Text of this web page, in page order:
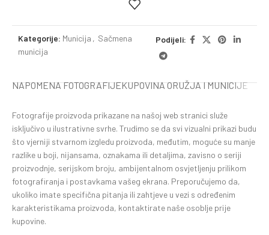
Kategorije: Municija , Sačmena
municija
Podijeli:
NAPOMENA FOTOGRAFIJEKUPOVINA ORUŽJA I MUNICIJE
Fotografije proizvoda prikazane na našoj web stranici služe
isključivo u ilustrativne svrhe. Trudimo se da svi vizualni prikazi budu
što vjerniji stvarnom izgledu proizvoda, međutim, moguće su manje
razlike u boji, nijansama, oznakama ili detaljima, zavisno o seriji
proizvodnje, serijskom broju, ambijentalnom osvjetljenju prilikom
fotografiranja i postavkama vašeg ekrana. Preporučujemo da,
ukoliko imate specifična pitanja ili zahtjeve u vezi s određenim
karakteristikama proizvoda, kontaktirate naše osoblje prije
kupovine.